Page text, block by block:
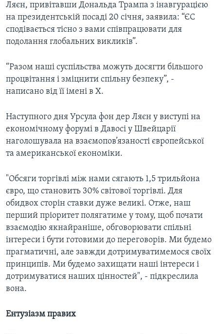
Ляєн, привітавши Дональда Трампа з інавгурацією
на президентській посаді 20 січня, заявила: “ЄС
сподівається тісно з вами співпрацювати для
подолання глобальних викликів”.
“Разом наші суспільства можуть досягти більшого
процвітання і зміцнити спільну безпеку”, -
написано від її імені в X.
Наступного дня Урсула фон дер Ляєн у виступі на
економічному форумі в Давосі у Швейцарії
наголошувала на взаємопов’язаності європейської
та американської економіки.
"Обсяги торгівлі між нами сягають 1,5 трильйона
євро, що становить 30% світової торгівлі. Для
обидвох сторін ставки дуже великі. Отже, наш
перший пріоритет полягатиме у тому, щоб почати
взаємодію якнайраніше, обговорювати спільні
інтереси і бути готовими до переговорів. Ми будемо
прагматичні, але завжди дотримуватимемося своїх
принципів. Ми будемо захищати наші інтереси і
дотримуватися наших цінностей", - підкреслила
вона.
Ентузіазм правих